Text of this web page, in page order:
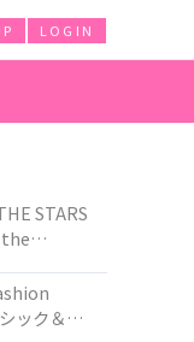
LOGIN
STARS
the
ック＆ロ